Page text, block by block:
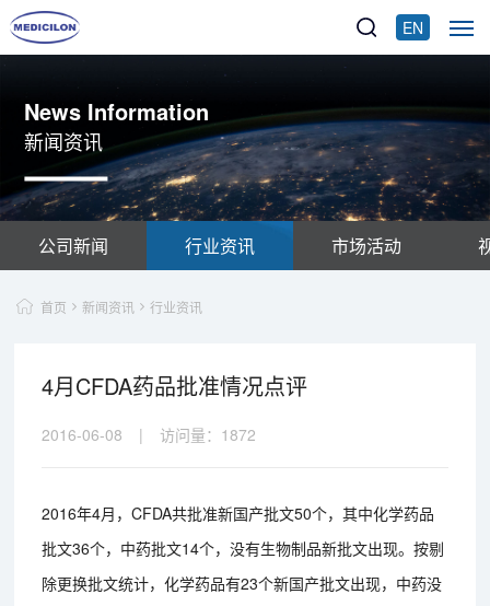
EN
News Information
新闻资讯
公司新闻 行业资讯 市场活动
首页 新闻资讯 行业资讯
4月CFDA药品批准情况点评
2016-06-08 | 访问量： 1872
2016年4月，CFDA共批准新国产批文50个，其中化学药品
批文36个，中药批文14个，没有生物制品新批文出现。按剔
除更换批文统计，化学药品有23个新国产批文出现，中药没